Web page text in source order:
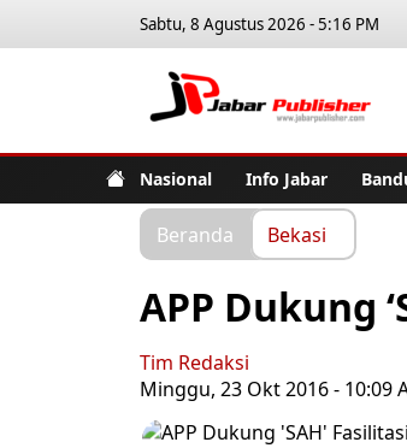
Sabtu, 8 Agustus 2026 - 5:16 PM
Nasional Info Jabar
Beranda Bekasi
APP Dukung
Tim Redaksi
Minggu, 23 Okt 2016 - 10:09